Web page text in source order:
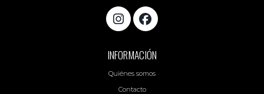
INFORMACIÓN
Quiénes somos
Contacto